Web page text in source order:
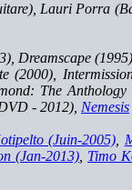
Lauri Porra
Dreamscape
(2000),
The Anthology
- 2012), Nemesis
(Juin-2005)
(Jan-2013) Timo